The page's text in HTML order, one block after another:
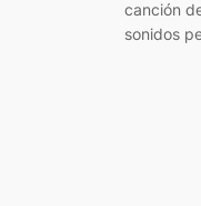
canción
sonidos